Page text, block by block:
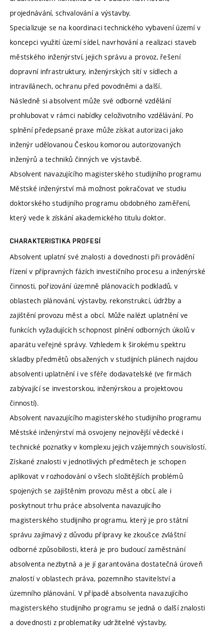
projednávání, schvalování a výstavby.
Specializuje se na koordinaci technického vybavení území v
koncepci využití území sídel, navrhování a realizaci staveb
městského inženýrství, jejich správu a provoz, řešení
dopravní infrastruktury, inženýrských sítí v sídlech a
intravilánech, ochranu před povodněmi a další.
Následně si absolvent může své odborné vzdělání
prohlubovat v rámci nabídky celoživotního vzdělávání. Po
splnění předepsané praxe může získat autorizaci jako
inženýr udělovanou Českou komorou autorizovaných
inženýrů a techniků činných ve výstavbě.
Absolvent navazujícího magisterského studijního programu
Městské inženýrství má možnost pokračovat ve studiu
doktorského studijního programu obdobného zaměření,
který vede k získání akademického titulu doktor.
CHARAKTERISTIKA PROFESÍ
Absolvent uplatní své znalosti a dovednosti při provádění
řízení v přípravných fázích investičního procesu a inženýrské
činnosti, pořizování územně plánovacích podkladů, v
oblastech plánování, výstavby, rekonstrukcí, údržby a
zajištění provozu měst a obcí. Může nalézt uplatnění ve
funkcích vyžadujících schopnost plnění odborných úkolů v
aparátu veřejné správy. Vzhledem k širokému spektru
skladby předmětů obsažených v studijních plánech najdou
absolventi uplatnění i ve sféře dodavatelské (ve firmách
zabývající se investorskou, inženýrskou a projektovou
činností).
Absolvent navazujícího magisterského studijního programu
Městské inženýrství má osvojeny nejnovější vědecké i
technické poznatky v komplexu jejich vzájemných souvislostí.
Získané znalosti v jednotlivých předmětech je schopen
aplikovat v rozhodování o všech složitějších problémů
spojených se zajištěním provozu měst a obcí, ale i
poskytnout trhu práce absolventa navazujícího
magisterského studijního programu, který je pro státní
správu zajímavý z důvodu přípravy ke zkoušce zvláštní
odborné způsobilosti, která je pro budoucí zaměstnání
absolventa nezbytná a je jí garantována dostatečná úroveň
znalostí v oblastech práva, pozemního stavitelství a
územního plánování. V případě absolventa navazujícího
magisterského studijního programu se jedná o další znalosti
a dovednosti z problematiky udržitelné výstavby,